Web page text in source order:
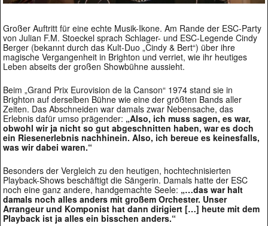
Großer Auftritt für eine echte Musik-Ikone. Am Rande der ESC-Party
von Julian F.M. Stoeckel sprach Schlager- und ESC-Legende Cindy
Berger (bekannt durch das Kult-Duo „Cindy & Bert“) über ihre
magische Vergangenheit in Brighton und verriet, wie ihr heutiges
Leben abseits der großen Showbühne aussieht.
Beim „Grand Prix Eurovision de la Canson“ 1974 stand sie in
Brighton auf derselben Bühne wie eine der größten Bands aller
Zeiten. Das Abschneiden war damals zwar Nebensache, das
Erlebnis dafür umso prägender: „Also, ich muss sagen, es war,
obwohl wir ja nicht so gut abgeschnitten haben, war es doch
ein Riesenerlebnis nachhinein. Also, ich bereue es keinesfalls,
was wir dabei waren.“
Besonders der Vergleich zu den heutigen, hochtechnisierten
Playback-Shows beschäftigt die Sängerin. Damals hatte der ESC
noch eine ganz andere, handgemachte Seele: „…das war halt
damals noch alles anders mit großem Orchester. Unser
Arrangeur und Komponist hat dann dirigiert […] heute mit dem
Playback ist ja alles ein bisschen anders.“